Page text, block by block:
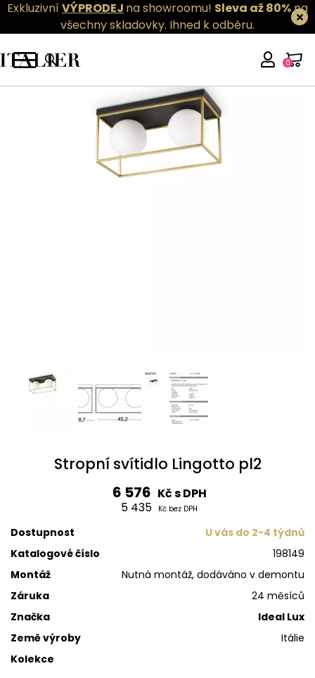
ExkluzivníVÝPRODEJ na showroomu! Sleva až 80%na
všechny skladovky. Ihned k odběru.
0
Stropní svítidlo Lingotto pl2
6 576 Kč s DPH
5 435
Kč bez DPH
Dostupnost
U vás do 2-4 týdnů
Katalogové číslo
198149
Montáž
Nutná montáž, dodáváno v demontu
Záruka
24 měsíců
Značka
Ideal Lux
Země výroby
Itálie
Kolekce